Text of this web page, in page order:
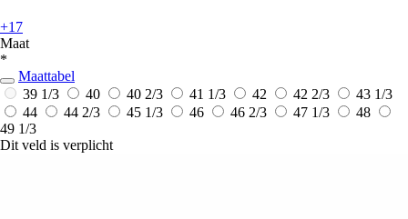
+17
Maat
*
Maattabel
39 1/3
40 40 2/3 41 1/3 42 42 2/3
43 1/3
44
44 2/3 45 1/3 46 46 2/3 47 1/3
48
49 1/3
Dit veld is verplicht